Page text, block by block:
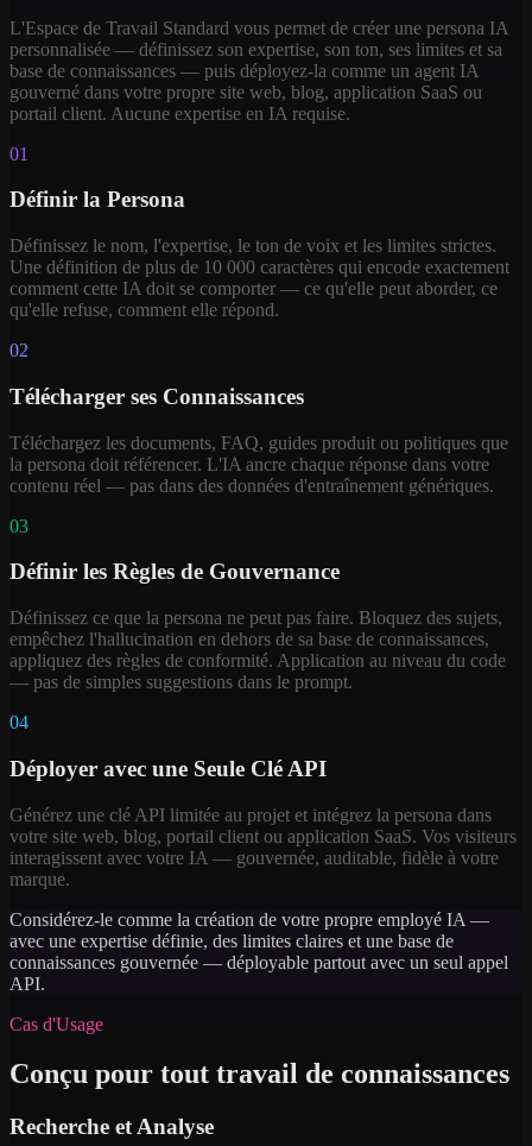
L'Espace de Travail Standard vous permet de créer une persona IA
personnalisée — définissez son expertise, son ton, ses limites et sa
base de connaissances — puis déployez-la comme un agent IA
gouverné dans votre propre site web, blog, application SaaS ou
portail client. Aucune expertise en IA requise.
01
Définir la Persona
Définissez le nom, l'expertise, le ton de voix et les limites strictes.
Une définition de plus de 10 000 caractères qui encode exactement
comment cette IA doit se comporter — ce qu'elle peut aborder, ce
qu'elle refuse, comment elle répond.
02
Télécharger ses Connaissances
Téléchargez les documents, FAQ, guides produit ou politiques que
la persona doit référencer. L'IA ancre chaque réponse dans votre
contenu réel — pas dans des données d'entraînement génériques.
03
Définir les Règles de Gouvernance
Définissez ce que la persona ne peut pas faire. Bloquez des sujets,
empêchez l'hallucination en dehors de sa base de connaissances,
appliquez des règles de conformité. Application au niveau du code
— pas de simples suggestions dans le prompt.
04
Déployer avec une Seule Clé API
Générez une clé API limitée au projet et intégrez la persona dans
votre site web, blog, portail client ou application SaaS. Vos visiteurs
interagissent avec votre IA — gouvernée, auditable, fidèle à votre
marque.
Considérez-le comme la création de votre propre employé IA —
avec une expertise définie, des limites claires et une base de
connaissances gouvernée — déployable partout avec un seul appel
API.
Cas d'Usage
Conçu pour tout travail de connaissances
Recherche et Analyse